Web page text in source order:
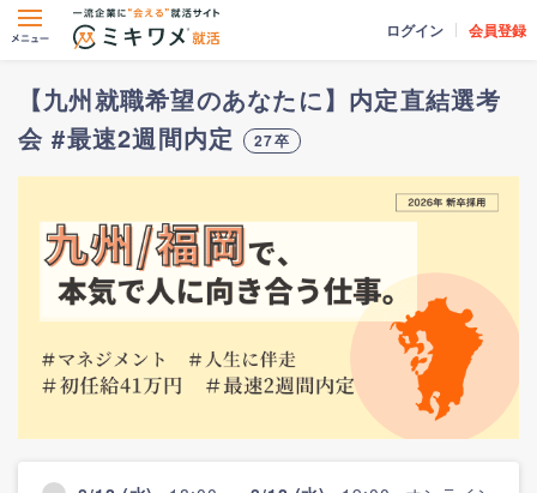
ログイン 会員登録
【九州就職希望のあなたに】内定直結選考
会 #最速2週間内定
27卒